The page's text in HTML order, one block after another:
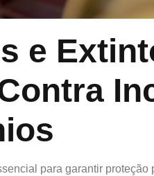
e
para garantir